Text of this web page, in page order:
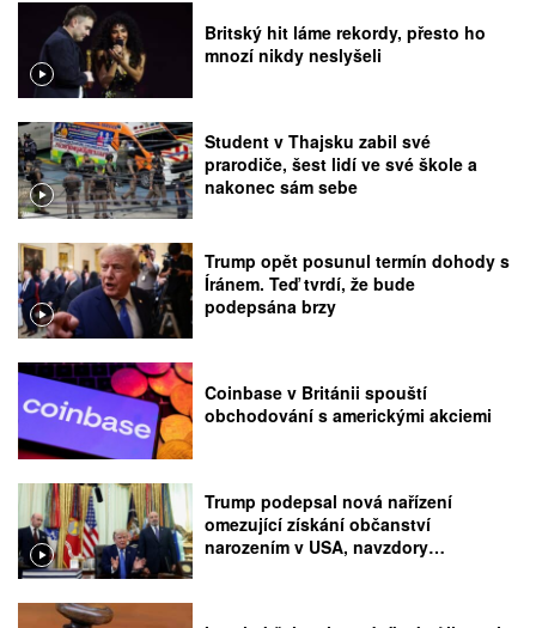
Britský hit láme rekordy, přesto ho
mnozí nikdy neslyšeli
Student v Thajsku zabil své
prarodiče, šest lidí ve své škole a
nakonec sám sebe
Trump opět posunul termín dohody s
Íránem. Teď tvrdí, že bude
podepsána brzy
Coinbase v Británii spouští
obchodování s americkými akciemi
Trump podepsal nová nařízení
omezující získání občanství
narozením v USA, navzdory